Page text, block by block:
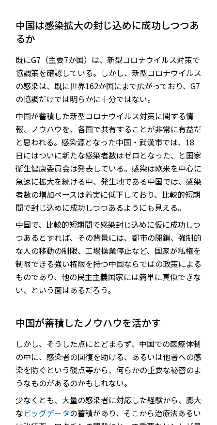
中国は感染拡大の封じ込めに成功しつつあ
るか
既にG7（主要7か国）は、新型コロナウイルス対策で
協調策を確認している。しかし、新型コロナウイルス
の感染は、既に世界162か国にまで広がっており、G7
の協調だけでは明らかに十分ではない。
中国が蓄積した新型コロナウイルス対策に関する情
報、ノウハウを、各国で共有することが非常に有益だ
と思われる。感染源となった中国・武漢市では、18
日にはついに新たな感染者数はゼロとなった、と国家
衛生健康委員会は発表している。感染は欧米を中心に
急速に拡大を続ける中、発生地である中国では、感染
者数の増加ペースは着実に低下しており、比較的短期
間で封じ込めに成功しつつあるようにも見える。
中国で、比較的短期間で感染封じ込めに仮に成功しつ
つあるとすれば、その背景には、都市の閉鎖、強制的
な人の移動の制限、工場操業停止など、国家が私権を
制限できる強い権限を持つ中国ならではの政策による
ものであり、他の民主主義国家には簡単に真似できな
い、という面はあるだろう。
中国が蓄積したノウハウを活かす
しかし、そうした点にとどまらず、中国での医療体制
の中に、感染者の回復を助ける、あるいは他者への感
染を防ぐという観点等から、何らかの重要な秘密のよ
うなものがあるのかもしれない。
少なくとも、大量の感染者に対応した経験から、膨大
なビッグデータの蓄積があり、そこから治療法あるい